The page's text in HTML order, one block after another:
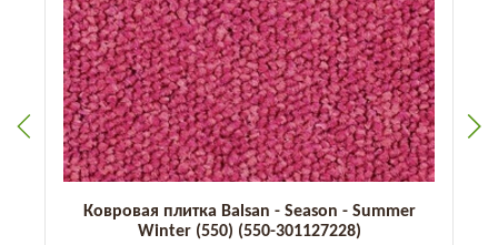
Ковровая плитка Balsan - Season - Summer
Winter (550) (550-301127228)